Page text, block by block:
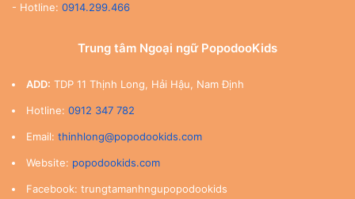
- Hotline: 0914.299.466
Trung tâm Ngoại ngữ PopodooKids
ADD: TDP 11 Thịnh Long, Hải Hậu, Nam Định
Hotline: 0912 347 782
Email: thinhlong@popodookids.com
Website: popodookids.com
Facebook: trungtamanhngupopodookids